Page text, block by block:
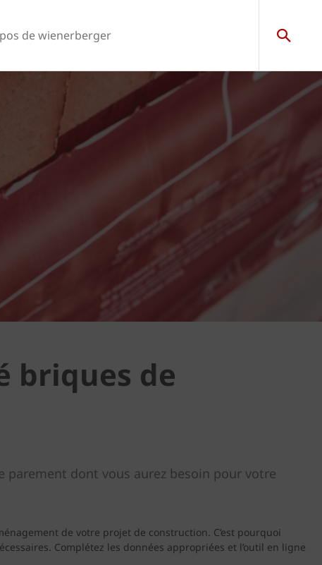
de wienerberger
briques de
parement dont vous aurez besoin pour votre
de votre projet de construction. C’est pourquoi
Complétez les données appropriées et l’outil en ligne